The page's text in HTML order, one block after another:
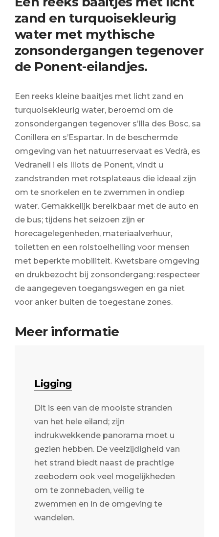
zand en turquoisekleurig
water met mythische
zonsondergangen tegenover
de Ponent-eilandjes.
Een reeks kleine baaitjes met licht zand en
turquoisekleurig water, beroemd om de
zonsondergangen tegenover s’Illa des Bosc, sa
Conillera en s’Espartar. In de beschermde
omgeving van het natuurreservaat es Vedrà, es
Vedranell i els Illots de Ponent, vindt u
zandstranden met rotsplateaus die ideaal zijn
om te snorkelen en te zwemmen in ondiep
water. Gemakkelijk bereikbaar met de auto en
de bus; tijdens het seizoen zijn er
horecagelegenheden, materiaalverhuur,
toiletten en een rolstoelhelling voor mensen
met beperkte mobiliteit. Kwetsbare omgeving
en drukbezocht bij zonsondergang: respecteer
de aangegeven toegangswegen en ga niet
voor anker buiten de toegestane zones.
Meer informatie
Ligging
Dit is een van de mooiste stranden
van het hele eiland; zijn
indrukwekkende panorama moet u
gezien hebben. De veelzijdigheid van
het strand biedt naast de prachtige
zeebodem ook veel mogelijkheden
om te zonnebaden, veilig te
zwemmen en in de omgeving te
wandelen.